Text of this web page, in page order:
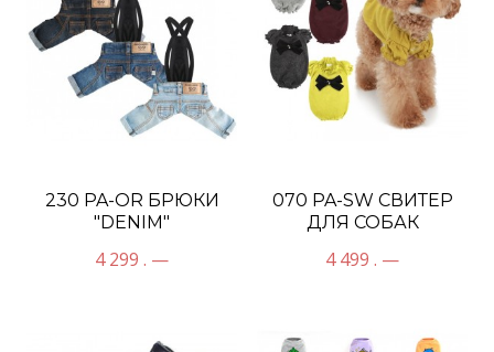
230 PA-OR БРЮКИ
"DENIM"
4 299 . —
070 PA-SW СВИТЕР
ДЛЯ СОБАК
4 499 . —